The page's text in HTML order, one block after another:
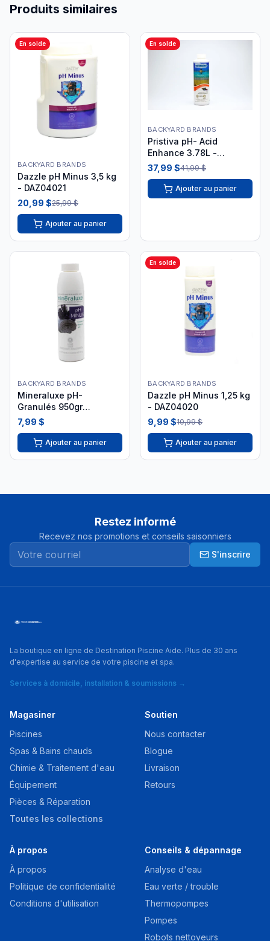
Produits similaires
En solde
BACKYARD BRANDS
Dazzle pH Minus 3,5 kg
- DAZ04021
20,99 $25,99 $
Ajouter au panier
En solde
BACKYARD BRANDS
Pristiva pH- Acid
Enhance 3.78L -
PRC35155
37,99 $41,99 $
Ajouter au panier
BACKYARD BRANDS
Mineraluxe pH-
Granulés 950gr
DML09546
7,99 $
Ajouter au panier
En solde
BACKYARD BRANDS
Dazzle pH Minus 1,25 kg
- DAZ04020
9,99 $10,99 $
Ajouter au panier
Restez informé
Recevez nos promotions et conseils saisonniers
S'inscrire
La boutique en ligne de Destination Piscine Aide. Plus de 30 ans
d'expertise au service de votre piscine et spa.
Services à domicile, installation & soumissions →
Magasiner
Piscines
Spas & Bains chauds
Chimie & Traitement d'eau
Équipement
Pièces & Réparation
Toutes les collections
Soutien
Nous contacter
Blogue
Livraison
Retours
À propos
À propos
Politique de confidentialité
Conditions d'utilisation
Conseils & dépannage
Analyse d'eau
Eau verte / trouble
Thermopompes
Pompes
Robots nettoyeurs